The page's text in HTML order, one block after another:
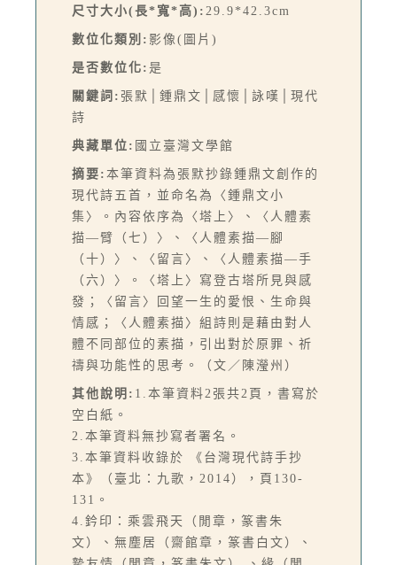
尺寸大小(長*寬*高): 29.9*42.3cm
數位化類別: 影像(圖片)
是否數位化: 是
關鍵詞: 張默│鍾鼎文│感懷│詠嘆│現代
詩
典藏單位: 國立臺灣文學館
摘要: 本筆資料為張默抄錄鍾鼎文創作的
現代詩五首，並命名為〈鍾鼎文小
集〉。內容依序為〈塔上〉、〈人體素
描—臂（七）〉、〈人體素描—腳
（十）〉、〈留言〉、〈人體素描—手
（六）〉。〈塔上〉寫登古塔所見與感
發；〈留言〉回望一生的愛恨、生命與
情感；〈人體素描〉組詩則是藉由對人
體不同部位的素描，引出對於原罪、祈
禱與功能性的思考。（文／陳瀅州）
其他說明: 1.本筆資料2張共2頁，書寫於
空白紙。
2.本筆資料無抄寫者署名。
3.本筆資料收錄於 《台灣現代詩手抄
本》（臺北：九歌，2014），頁130-
131。
4.鈐印：乘雲飛天（閒章，篆書朱
文）、無塵居（齋館章，篆書白文）、